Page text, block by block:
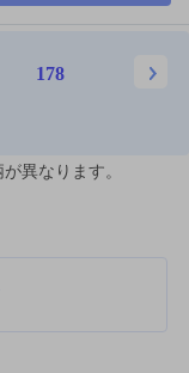
178
異なります。